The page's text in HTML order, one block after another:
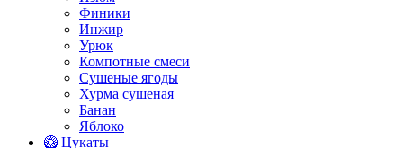
Финики
Инжир
Урюк
Компотные смеси
Сушеные ягоды
Хурма сушеная
Банан
Яблоко
🥝 Цукаты